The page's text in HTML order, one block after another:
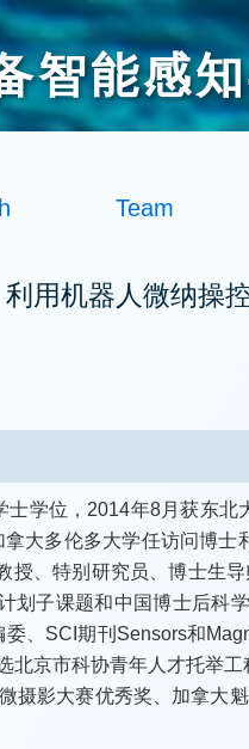
智能感
Team
用机器人微纳操
学位，2014年8月获东
大多伦多大学任访问博
授、特别研究员、博士生
划子课题和中国博士后科
、SCI期刊Sensors和
京市科协青年人才托举
摄影大赛优秀奖、加拿